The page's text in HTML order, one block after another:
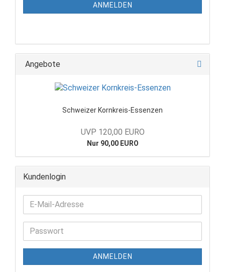
ANMELDEN
Angebote
Schweizer Kornkreis-Essenzen
UVP 120,00 EURO
Nur 90,00 EURO
Kundenlogin
ANMELDEN